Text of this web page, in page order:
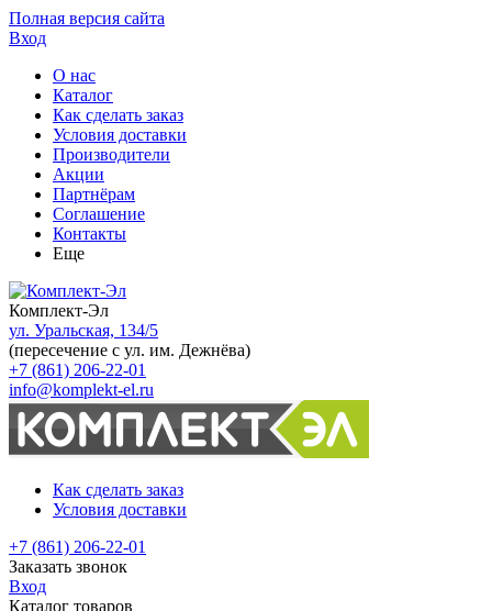
Полная версия сайта
Вход
О нас
Каталог
Как сделать заказ
Условия доставки
Производители
Акции
Партнёрам
Соглашение
Контакты
Еще
Комплект-Эл
ул. Уральская, 134/5
(пересечение с ул. им. Дежнёва)
+7 (861) 206-22-01
info@komplekt-el.ru
Как сделать заказ
Условия доставки
+7 (861) 206-22-01
Заказать звонок
Вход
Каталог товаров